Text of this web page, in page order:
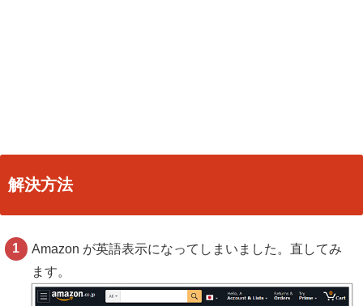
解決方法
Amazon が英語表示になってしまいました。直してみ
ます。